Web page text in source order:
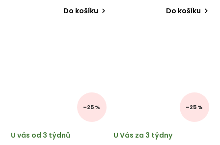
Do košíku Do košíku
–25 %
U vás od 3 týdnů
–25 %
U Vás za 3 týdny